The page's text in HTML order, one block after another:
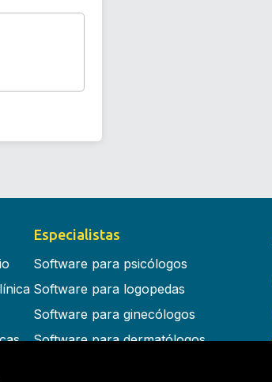
Especialistas
Software para psicólogos
Software para logopedas
Software para ginecólogos
Software para dermatólogos